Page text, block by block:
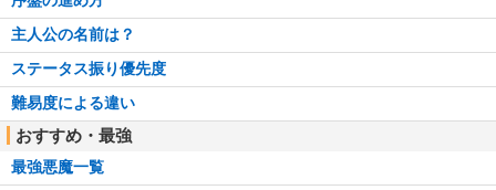
主人公の名前は？
ステータス振り優先度
難易度による違い
おすすめ・最強
最強悪魔一覧